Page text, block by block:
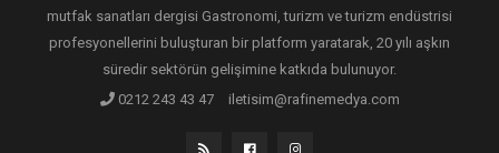
mutfak sanatları dergisi Gastronomi, turizm ve turizm endüstrisi
profesyonellerini buluşturan bir platform yaratarak, 20 yılı aşkın
süredir sektörün gelişimine katkıda bulunuyor.
0212 243 43 47
iletisim@rafinemedya.com